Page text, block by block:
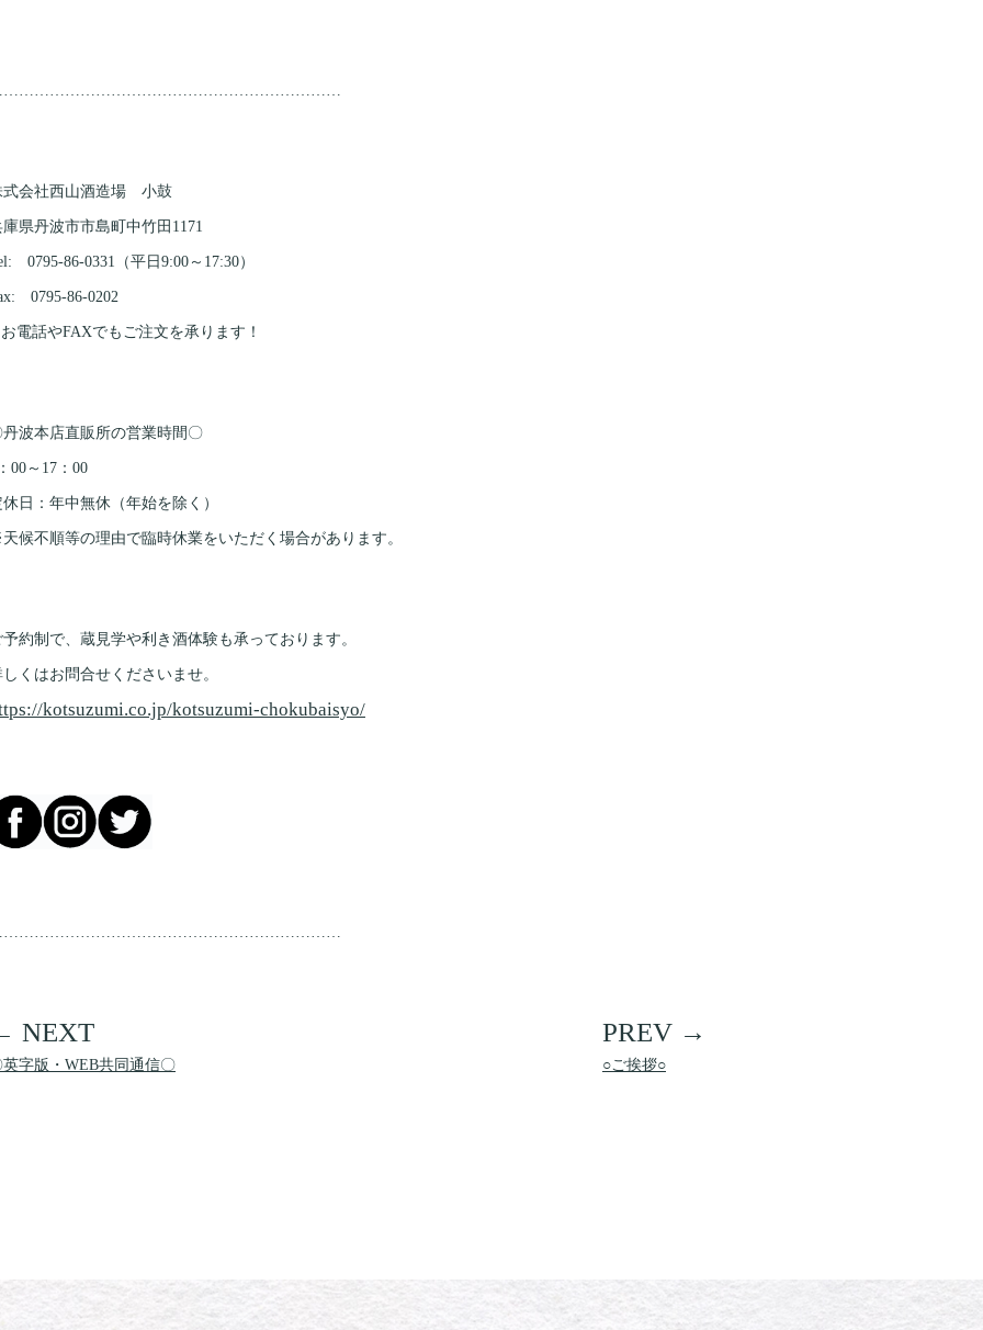
式会社西山酒造場 小鼓
庫県丹波市市島町中竹田1171
0795-86-0331（平日9:00～17:30）
0795-86-0202
電話やFAXでもご注文を承ります！
丹波本店直販所の営業時間〇
00～17：00
休日：年中無休（年始を除く）
候不順等の理由で臨時休業をいただく場合があります。
予約制で、蔵見学や利き酒体験も承っております。
しくはお問合せくださいませ。
kotsuzumi.co.jp/kotsuzumi-chokubaisyo/
英字版・WEB共同通信〇 ○ご挨拶○